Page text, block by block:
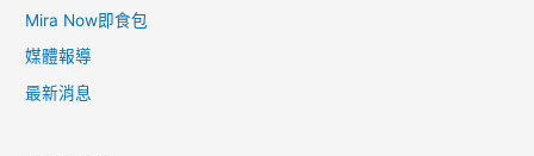
Mira Now即食包
媒體報導
最新消息